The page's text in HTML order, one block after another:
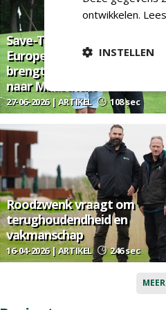
Save-The-Date 02-02-2027:
European Greenkeeping
brengt topnamen uit de
naar Maastricht
27-06-2026 | ARTIKEL 108 sec
Roodzwenk vraagt om
terughoudendheid en
vakmanschap
16-04-2026 | ARTIKEL 246 sec
ontwikkelen.
INSTELLEN